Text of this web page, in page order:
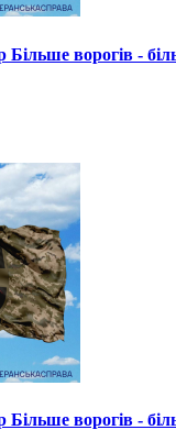
ворогів -
ворогів -